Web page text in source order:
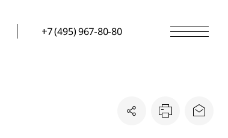
+7 (495) 967-80-80